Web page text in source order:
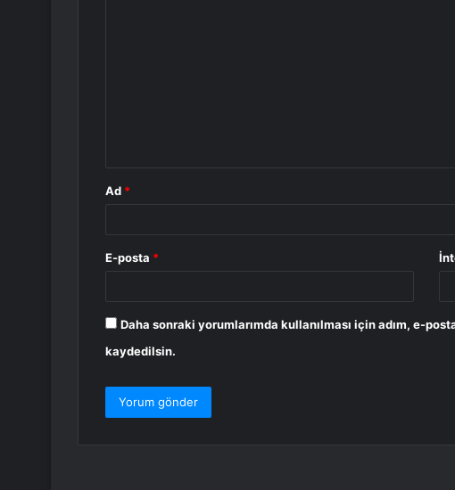
Ad *
E-posta *
Daha sonraki yorumlarımda kullanılması için adım, e-
kaydedilsin.